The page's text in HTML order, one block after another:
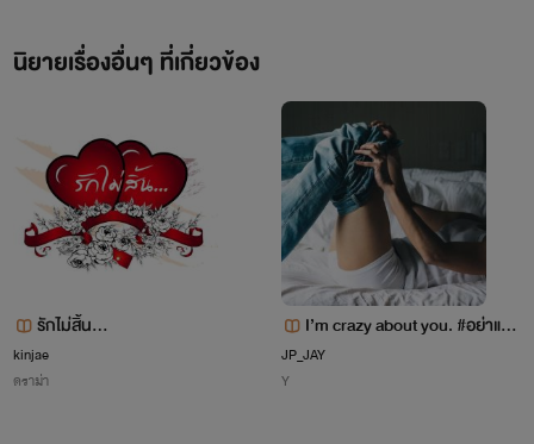
นิยายเรื่องอื่นๆ ที่เกี่ยวข้อง
รักไม่สิ้น...
kinjae
ดราม่า
I’m crazy about you. #อย่าแม้แ
ต่จะคิดเลิกรักผม! [Yaoi]
JP_JAY
Y